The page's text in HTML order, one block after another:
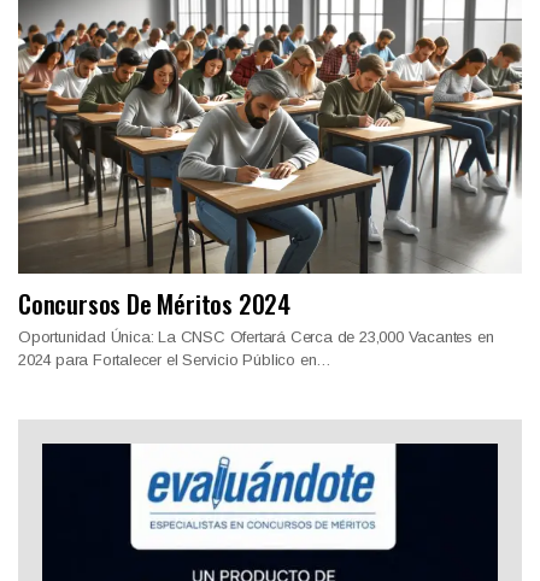
Concursos De Méritos 2024
Oportunidad Única: La CNSC Ofertará Cerca de 23,000 Vacantes en
2024 para Fortalecer el Servicio Público en…